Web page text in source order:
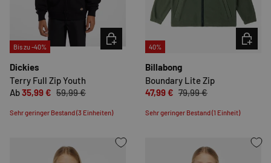
Bis zu -40%
Dickies
Terry Full Zip Youth
Ab35,99 € 59,99 €
Sehr geringer Bestand (3 Einheiten)
OPTIONEN AUSWÄHLEN
40%
Billabong
Boundary Lite Zip
47,99 € 79,99 €
Sehr geringer Bestand (1 Einheit)